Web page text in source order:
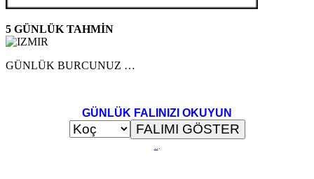
5 GÜNLÜK TAHMİN
GÜNLÜK BURCUNUZ …
GÜNLÜK FALINIZI OKUYUN
...